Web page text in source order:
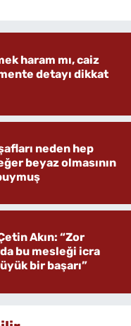
haram mı, caiz
detayı dikkat
neden hep
beyaz olmasının
Akın: “Zor
bu mesleği icra
bir başarı”